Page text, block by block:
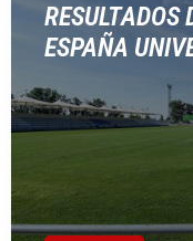
RESULTADOS
ESPAÑA